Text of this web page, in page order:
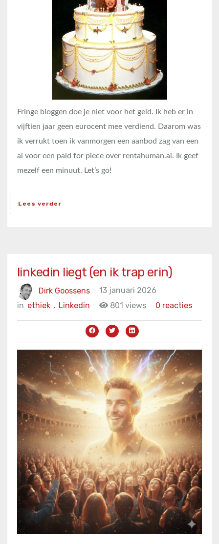
Fringe bloggen doe je niet voor het geld. Ik heb er in
vijftien jaar geen eurocent mee verdiend. Daarom was
ik verrukt toen ik vanmorgen een aanbod zag van een
ai voor een paid for piece over rentahuman.ai. Ik geef
mezelf een minuut. Let’s go!
Lees verder
linkedin liegt (en ik trap erin)
Dirk Goossens
13 januari 2026
in
Linkedin
ethiek , 801 views 0 reacties